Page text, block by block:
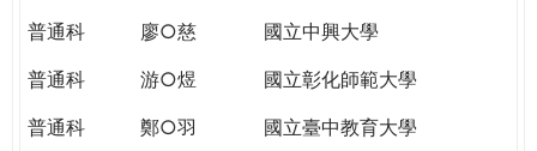
WAGOR
普通科
廖○慈
國立中興大學
普通科
游○煜
國立彰化師範大學
普通科
鄭○羽
國立臺中教育大學